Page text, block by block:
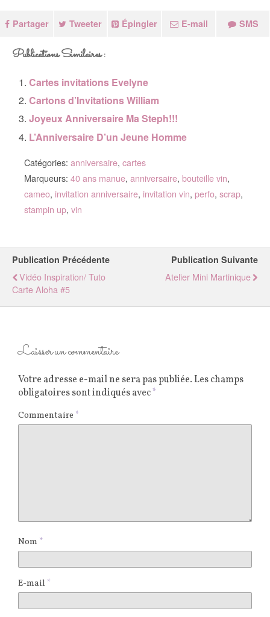
Partager Tweeter Épingler E-mail SMS
Publications Similaires :
Cartes invitations Evelyne
Cartons d’Invitations William
Joyeux Anniversaire Ma Steph!!!
L’Anniversaire D’un Jeune Homme
Catégories: anniversaire, cartes
Marqueurs: 40 ans manue, anniversaire, bouteille vin,
cameo, invitation anniversaire, invitation vin, perfo, scrap,
stampin up, vin
Publication Précédente
Vidéo Inspiration/ Tuto
Carte Aloha #5
Publication Suivante
Atelier Mini Martinique
Laisser un commentaire
Votre adresse e-mail ne sera pas publiée.Les champs
obligatoires sont indiqués avec*
Commentaire *
Nom *
E-mail *